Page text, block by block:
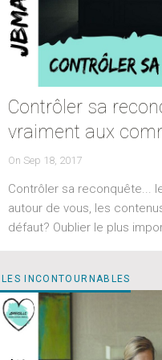
Contrôler sa
vraiment aux
On POSTED
Sep 18, 2017
Contrôler sa reconquête...
autour de vous, les
défaut? Oublier le plus
CATEGORIES
LES INCONTOURNABLES